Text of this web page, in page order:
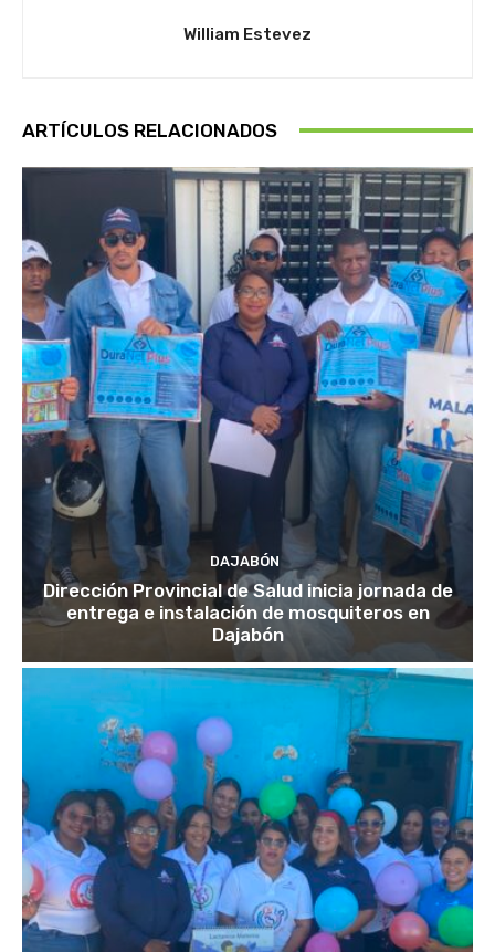
William Estevez
ARTÍCULOS RELACIONADOS
DAJABÓN
Dirección Provincial de Salud inicia jornada de
entrega e instalación de mosquiteros en
Dajabón